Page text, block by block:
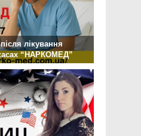
лікування
“НАРКОМЕД”